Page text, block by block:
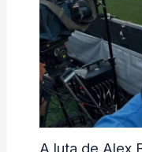
A luta de Alex